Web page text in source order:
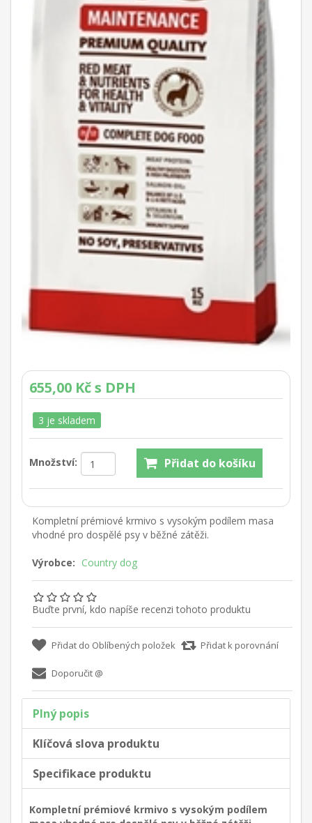
655,00 Kč s DPH
3 je skladem
Množství:
Kompletní prémiové krmivo s vysokým podílem masa
vhodné pro dospělé psy v běžné zátěži.
Výrobce: Country dog
Buďte první, kdo napíše recenzi tohoto produktu
Plný popis
Klíčová slova produktu
Specifikace produktu
Kompletní prémiové krmivo s vysokým podílem